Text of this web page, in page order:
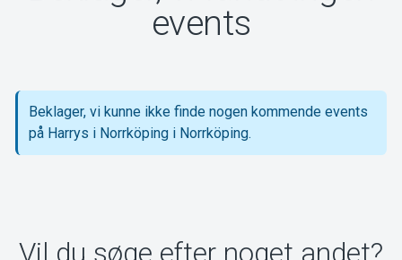
Support
Om Tickster
events
Beklager, vi kunne ikke finde nogen kommende events
på Harrys i Norrköping i Norrköping.